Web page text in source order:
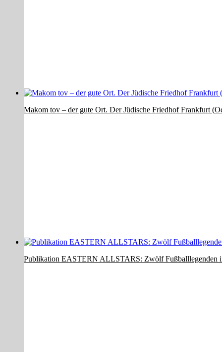
Makom tov – der gute Ort. Der Jüdische Friedhof Frankfurt
Publikation EASTERN ALLSTARS: Zwölf Fußballlegenden